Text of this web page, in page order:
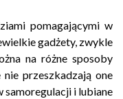
pomagającymi w
gadżety, zwykle
na różne sposoby
przeszkadzają one
samoregulacji i lubiane